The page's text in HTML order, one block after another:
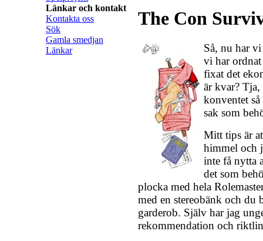
Länkar och kontakt
Kontakta oss
Sök
Gamla smedjan
Länkar
The Con
Så, nu har
vi har
fixat det
är kvar?
konventet så
sak som
Mitt tips är
himmel och
inte få nytta
det som
plocka med hela
med en stereobänk och du
garderob. Själv har jag
rekommendation och